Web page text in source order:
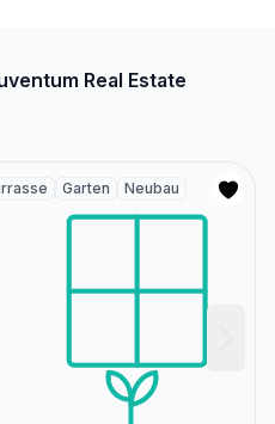
Real Estate
Garten Neubau